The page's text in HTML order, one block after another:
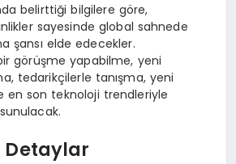
belirttiği bilgilere göre,
sayesinde global sahnede
şansı elde edecekler.
görüşme yapabilme, yeni
tedarikçilerle tanışma, yeni
en son teknoloji trendleriyle
Detaylar